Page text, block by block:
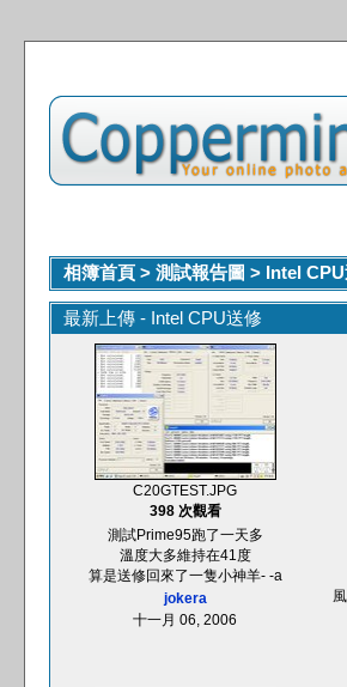
相簿首頁 > 測試報告圖 > Intel
最新上傳 - Intel CPU送修
C20GTEST.JPG
398 次觀看
測試Prime95跑了一天多
溫度大多維持在41度
算是送修回來了一隻小神羊- -a
jokera
十一月 06, 2006